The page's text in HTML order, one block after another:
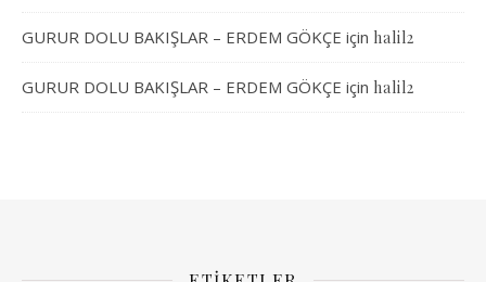
GURUR DOLU BAKIŞLAR – ERDEM GÖKÇE için halil2
GURUR DOLU BAKIŞLAR – ERDEM GÖKÇE için halil2